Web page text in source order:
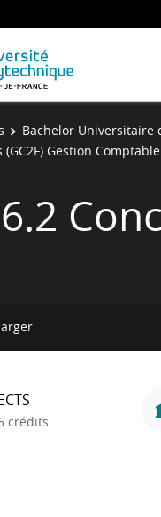
Bachelor Universitaire
Gestion
crédits